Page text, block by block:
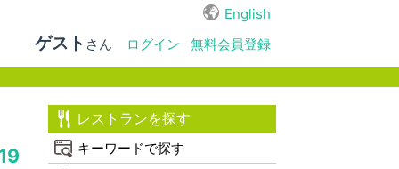
English
ゲスト さん ログイン 無料会員登録
レストランを探す
キーワードで探す